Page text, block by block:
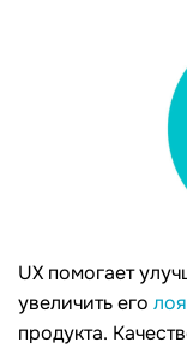
UX помогает
увеличить его
продукта.